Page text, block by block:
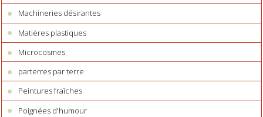
Machineries désirantes
Matières plastiques
Microcosmes
parterres par terre
Peintures fraîches
Poignées d'humour